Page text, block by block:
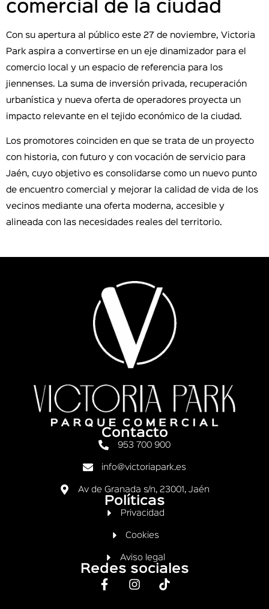
comercial de la ciudad
Con su apertura al público este 27 de noviembre, Victoria
Park aspira a convertirse en un eje dinamizador para el
comercio local y un espacio de referencia para los
jiennenses. La suma de inversión privada, recuperación
urbanística y nueva oferta de operadores proyecta un
impacto relevante en el tejido económico de la ciudad.
Los promotores coinciden en que se trata de un proyecto
con historia, con futuro y con vocación de servicio para
Jaén, cuyo objetivo es consolidarse como un nuevo punto
de encuentro comercial y mejorar la calidad de vida de los
vecinos mediante una oferta moderna, accesible y
alineada con las necesidades reales del territorio.
Contacto
953 700 900
info@victoriapark.es
Av de Granada s/n, 23001, Jaén
Políticas
Privacidad
Cookies
Aviso legal
Redes sociales